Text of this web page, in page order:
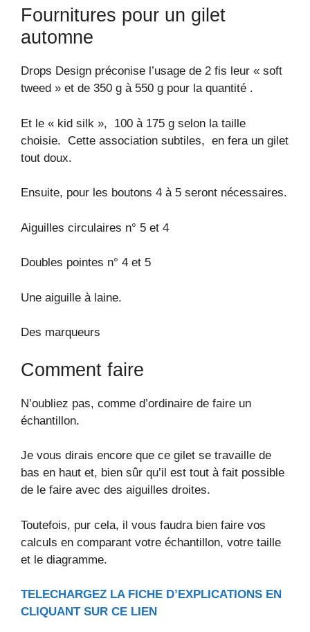
Fournitures pour un gilet
automne
Drops Design préconise l’usage de 2 fis leur « soft
tweed » et de 350 g à 550 g pour la quantité .
Et le « kid silk », 100 à 175 g selon la taille
choisie. Cette association subtiles, en fera un gilet
tout doux.
Ensuite, pour les boutons 4 à 5 seront nécessaires.
Aiguilles circulaires n° 5 et 4
Doubles pointes n° 4 et 5
Une aiguille à laine.
Des marqueurs
Comment faire
N’oubliez pas, comme d’ordinaire de faire un
échantillon.
Je vous dirais encore que ce gilet se travaille de
bas en haut et, bien sûr qu’il est tout à fait possible
de le faire avec des aiguilles droites.
Toutefois, pur cela, il vous faudra bien faire vos
calculs en comparant votre échantillon, votre taille
et le diagramme.
TELECHARGEZ LA FICHE D’EXPLICATIONS EN
CLIQUANT SUR CE LIEN